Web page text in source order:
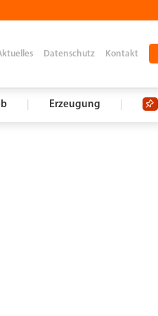
Datenschutz Kontakt
Erzeugung